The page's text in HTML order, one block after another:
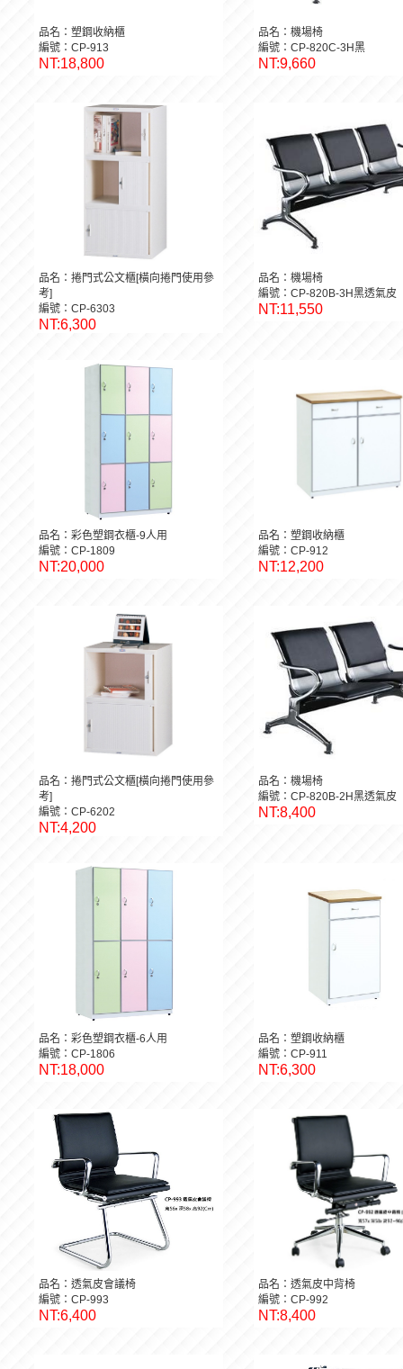
品名：塑鋼收納櫃
編號：CP-913
NT:18,800
品名：機場椅
編號：CP-820C-3H黑
NT:9,660
品名：捲門式公文櫃[橫向捲門使用參
考]
編號：CP-6303
NT:6,300
品名：機場椅
編號：CP-820B-3H黑透氣皮
NT:11,550
品名：彩色塑鋼衣櫃-9人用
編號：CP-1809
NT:20,000
品名：塑鋼收納櫃
編號：CP-912
NT:12,200
品名：捲門式公文櫃[橫向捲門使用參
考]
編號：CP-6202
NT:4,200
品名：機場椅
編號：CP-820B-2H黑透氣皮
NT:8,400
品名：彩色塑鋼衣櫃-6人用
編號：CP-1806
NT:18,000
品名：塑鋼收納櫃
編號：CP-911
NT:6,300
品名：透氣皮會議椅
編號：CP-993
NT:6,400
品名：透氣皮中背椅
編號：CP-992
NT:8,400